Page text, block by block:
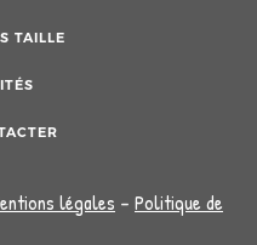
TAILLE
légales - Politique de